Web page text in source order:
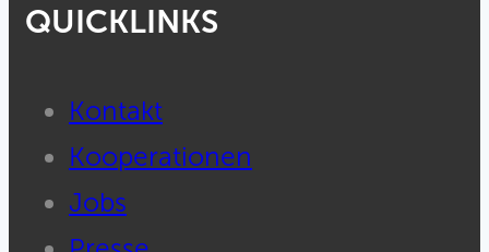
QUICKLINKS
Kontakt
Kooperationen
Jobs